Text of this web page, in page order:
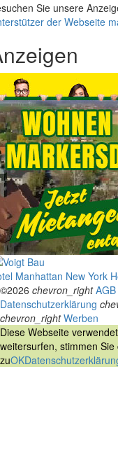
Sie unsere
der Webseite
Manhattan New York
©2026 chevron_right AGB
Datenschutzerklärung
chevron_right Werben
Diese Webseite
weitersurfen, stimmen
zuOK